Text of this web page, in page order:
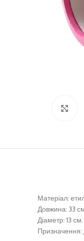
Матеріал:
Довжина: 33
Діаметр: 13 см.
Призначення: